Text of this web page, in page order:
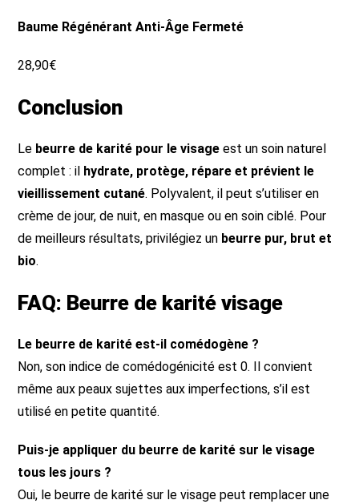
Baume Régénérant Anti-Âge Fermeté
28,90€
Conclusion
Le beurre de karité pour le visage est un soin naturel
complet : il hydrate, protège, répare et prévient le
vieillissement cutané. Polyvalent, il peut s’utiliser en
crème de jour, de nuit, en masque ou en soin ciblé. Pour
de meilleurs résultats, privilégiez un beurre pur, brut et
bio.
FAQ: Beurre de karité visage
Le beurre de karité est-il comédogène ?
Non, son indice de comédogénicité est 0. Il convient
même aux peaux sujettes aux imperfections, s’il est
utilisé en petite quantité.
Puis-je appliquer du beurre de karité sur le visage
tous les jours ?
Oui, le beurre de karité sur le visage peut remplacer une